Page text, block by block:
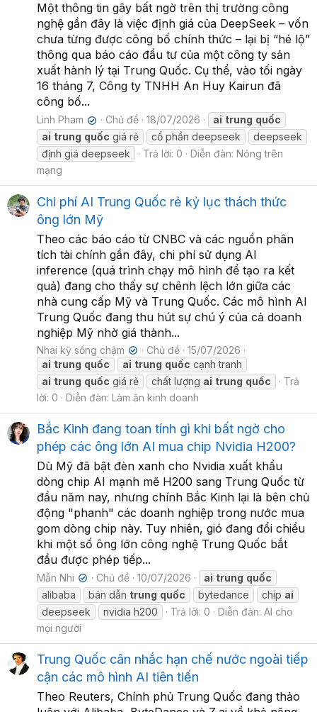
Một thông tin gây bất ngờ trên thị trường công
nghệ gần đây là việc định giá của DeepSeek – vốn
chưa từng được công bố chính thức – lại bị “hé lộ”
thông qua báo cáo đầu tư của một công ty sản
xuất hành lý tại Trung Quốc. Cụ thể, vào tối ngày
16 tháng 7, Công ty TNHH An Huy Kairun đã
công bố...
Linh Pham ✔ Chủ đề 18/07/2026 ai trung quốc
ai trung quốc giá rẻ cổ phần deepseek
deepseek
định giá deepseek
Trả lời: 0 Diễn đàn: Nóng trên
mạng
Chi phí AI Trung Quốc rẻ kỷ lục thách thức
ông lớn Mỹ
Theo các báo cáo từ CNBC và các nguồn phân
tích tài chính gần đây, chi phí sử dụng AI
inference (quá trình chạy mô hình để tạo ra kết
quả) đang cho thấy sự chênh lệch lớn giữa các
nhà cung cấp Mỹ và Trung Quốc. Các mô hình AI
Trung Quốc đang thu hút sự chú ý của cả doanh
nghiệp Mỹ nhờ giá thành...
Nhai kỹ sống chậm ✔ Chủ đề
15/07/2026
ai trung quốc ai trung quốc cạnh tranh
ai trung quốc giá rẻ chất lượng ai trung quốc
Trả
lời: 0
Diễn đàn: Làm ăn kinh doanh
Bắc Kinh đang toan tính gì khi bất ngờ cho
phép các ông lớn AI mua chip Nvidia H200?
Dù Mỹ đã bật đèn xanh cho Nvidia xuất khẩu
dòng chip AI mạnh mẽ H200 sang Trung Quốc từ
đầu năm nay, nhưng chính Bắc Kinh lại là bên chủ
động "phanh" các doanh nghiệp trong nước mua
gom dòng chip này. Tuy nhiên, gió đang đổi chiều
khi một số ông lớn công nghệ Trung Quốc bắt
đầu được phép tiếp...
Mẫn Nhi ✔ Chủ đề 10/07/2026 ai trung quốc
alibaba
bán dẫn trung quốc bytedance chip ai
deepseek
nvidia h200 Trả lời: 0 Diễn đàn: AI cho
mọi người
Trung Quốc cân nhắc hạn chế nước ngoài tiếp
cận các mô hình AI tiên tiến
Theo Reuters, Chính phủ Trung Quốc đang thảo